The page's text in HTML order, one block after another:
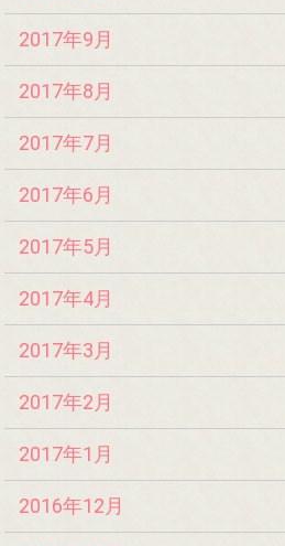
2017年9月
2017年8月
2017年7月
2017年6月
2017年5月
2017年4月
2017年3月
2017年2月
2017年1月
2016年12月